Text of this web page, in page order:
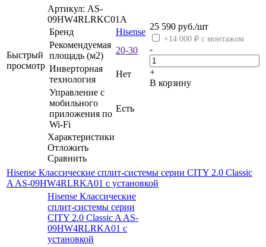
Быстрый
просмотр
Артикул: AS-
09HW4RLRKC01A
Бренд
Hisense
Рекомендуемая
площадь (м2)
20-30
Инверторная
технология
Нет
Управление c
мобильного
приложения по
Wi-Fi
Есть
Характеристики
Отложить
Сравнить
25 590 руб./шт
+14 000 ₽ с монтажом
-
+
В корзину
Hisense Классические сплит-системы серии CITY 2.0 Classic
A AS-09HW4RLRKA01 с установкой
Hisense Классические
сплит-системы серии
CITY 2.0 Classic A AS-
09HW4RLRKA01 с
установкой